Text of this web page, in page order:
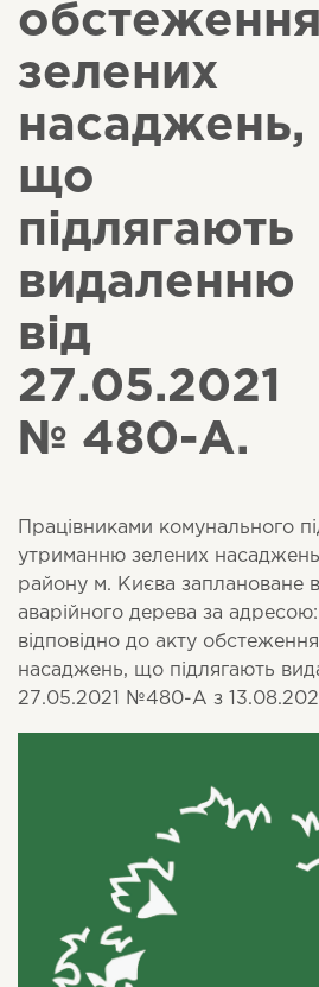
обстеження
зелених
насаджень,
що
підлягають
видаленню
від
27.05.2021
№ 480-А.
Працівниками комунального
утриманню зелених
району м. Києва заплановане
аварійного дерева за
відповідно до акту
насаджень, що підлягають
27.05.2021 №480-А з